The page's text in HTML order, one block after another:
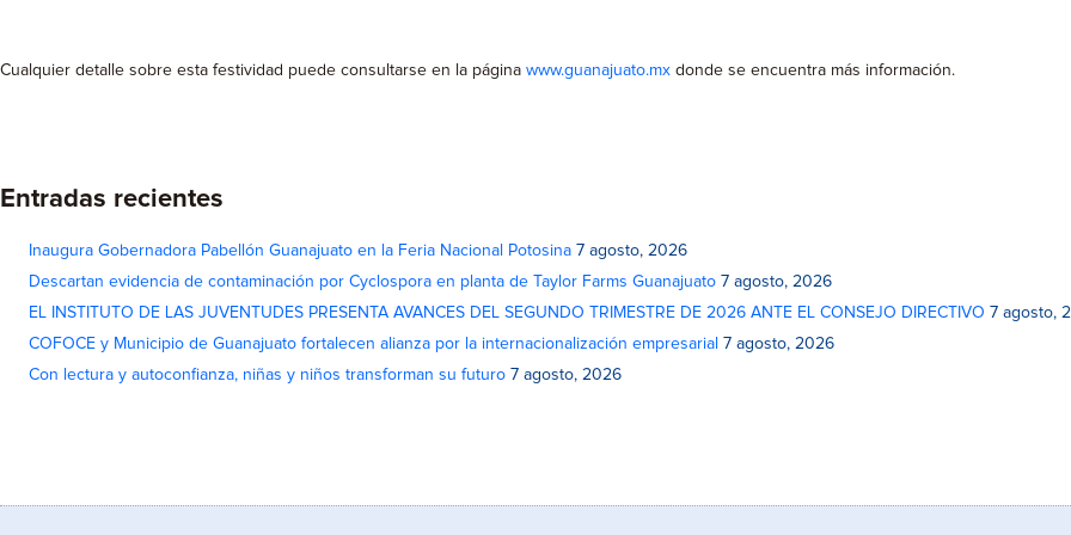
Cualquier detalle sobre esta festividad puede consultarse en la página www.guanajuato.mx donde se encuentra más información.
Entradas recientes
Inaugura Gobernadora Pabellón Guanajuato en la Feria Nacional Potosina 7 agosto, 2026
Descartan evidencia de contaminación por Cyclospora en planta de Taylor Farms Guanajuato 7 agosto, 2026
EL INSTITUTO DE LAS JUVENTUDES PRESENTA AVANCES DEL SEGUNDO TRIMESTRE DE 2026 ANTE EL CONSEJO DIRECTIVO 7 agosto,
COFOCE y Municipio de Guanajuato fortalecen alianza por la internacionalización empresarial 7 agosto, 2026
Con lectura y autoconfianza, niñas y niños transforman su futuro 7 agosto, 2026